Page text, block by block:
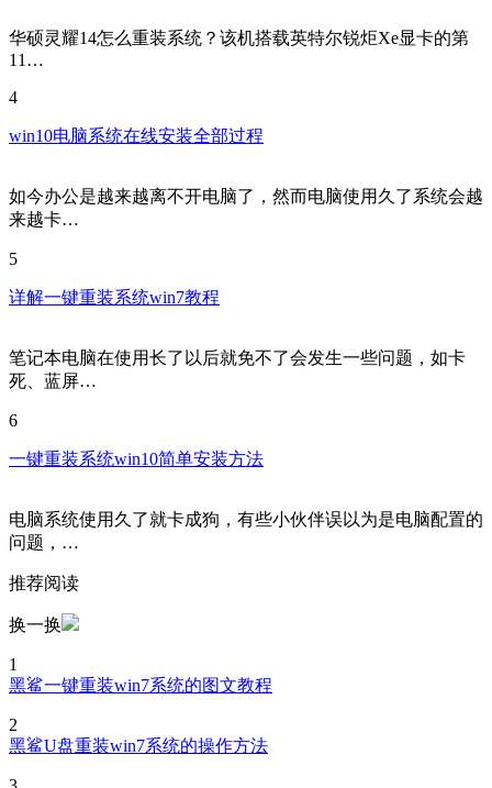
华硕灵耀14怎么重装系统？该机搭载英特尔锐炬Xe显卡的第
11…
4
win10电脑系统在线安装全部过程
如今办公是越来越离不开电脑了，然而电脑使用久了系统会越
来越卡…
5
详解一键重装系统win7教程
笔记本电脑在使用长了以后就免不了会发生一些问题，如卡
死、蓝屏…
6
一键重装系统win10简单安装方法
电脑系统使用久了就卡成狗，有些小伙伴误以为是电脑配置的
问题，…
推荐阅读
换一换
1
黑鲨一键重装win7系统的图文教程
2
黑鲨U盘重装win7系统的操作方法